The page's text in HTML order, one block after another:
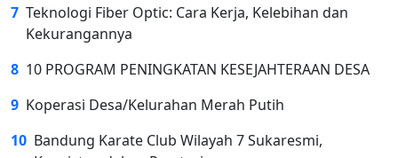
7 Teknologi Fiber Optic: Cara Kerja, Kelebihan dan
Kekurangannya
8 10 PROGRAM PENINGKATAN KESEJAHTERAAN DESA
9 Koperasi Desa/Kelurahan Merah Putih
10 Bandung Karate Club Wilayah 7 Sukaresmi,